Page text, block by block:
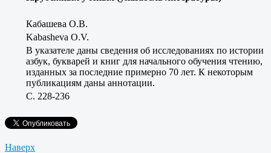
Кабашева О.В.
Kabasheva O.V.
В указателе даны сведения об исследованиях по истории
азбук, букварей и книг для начального обучения чтению,
изданных за последние примерно 70 лет. К некоторым
публикациям даны аннотации.
C. 228-236
Наверх